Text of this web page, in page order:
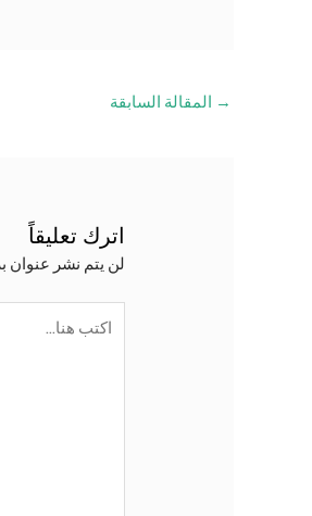
التنقل→ المقالة السابقة
اترك تعليقاً
لن يتم نشر عنوان
هنا...